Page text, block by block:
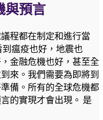
與預言
程都在制定和進行當
瘟疫也好，地震也
金融危機也好，甚至全
來。我們需要為即將到
備。所有的全球危機都
的實現才會出現。 是